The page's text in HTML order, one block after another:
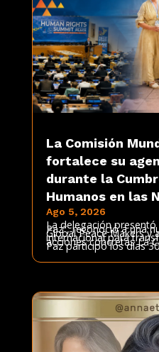
La Comisión
fortalece su
durante la
Humanos en las
Ago 5, 2026
La delegación presentó
Paz”, reconoció a una
Global Peace Makers y
internacional para
acciones concretas La
Paz participó los días